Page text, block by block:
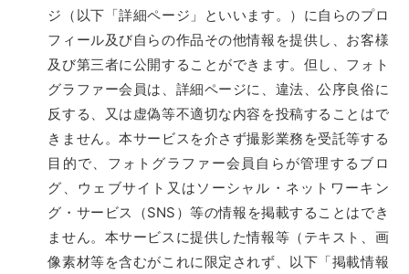
ジ（以下「詳細ページ」といいます。）に自らのプロ
フィール及び自らの作品その他情報を提供し、お客様
及び第三者に公開することができます。但し、フォト
グラファー会員は、詳細ページに、違法、公序良俗に
反する、又は虚偽等不適切な内容を投稿することはで
きません。本サービスを介さず撮影業務を受託等する
目的で、フォトグラファー会員自らが管理するブロ
グ、ウェブサイト又はソーシャル・ネットワーキン
グ・サービス（SNS）等の情報を掲載することはでき
ません。本サービスに提供した情報等（テキスト、画
像素材等を含むがこれに限定されず、以下「掲載情報